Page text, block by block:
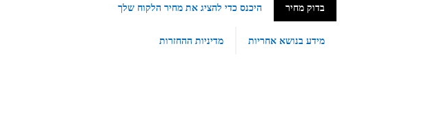
בדוק מחיר היכנס כדי להציג את מחיר הלקוח שלך
מידע בנושא אחריות מדיניות ההחזרות